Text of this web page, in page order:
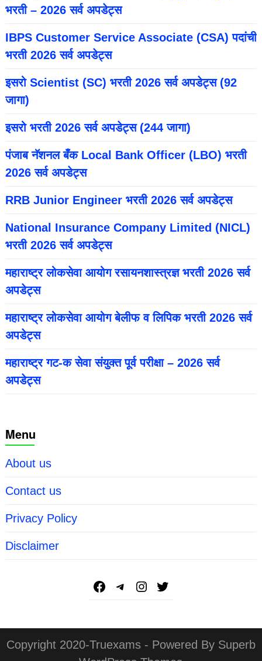
भरती – 2026 सर्व अपडेट्स
IBPS Customer Service Associate (CSA) पदांची
भरती 2026 सर्व अपडेट्स
इसरो Scientist (SC) भरती 2026 सर्व अपडेट्स (92
जागा)
इसरो भरती 2026 सर्व अपडेट्स (244 जागा)
पंजाब नॅशनल बँक Local Bank Officer (LBO) भरती
2026 सर्व अपडेट्स
RRB Junior Engineer भरती 2026 सर्व अपडेट्स
National Insurance Company Limited (NICL)
भरती 2026 सर्व अपडेट्स
महाराष्ट्र लोकसेवा आयोग रसायनशास्त्रज्ञ भरती 2026 सर्व
अपडेट्स
महाराष्ट्र लोकसेवा आयोग बेलीफ व लिपिक भरती 2026 सर्व
अपडेट्स
महाराष्ट्र गट-क सेवा संयुक्त पूर्व परीक्षा – 2026 सर्व
अपडेट्स
Menu
About us
Contact us
Privacy Policy
Disclaimer
Copyright 2020-Truexams - Powered By Superb